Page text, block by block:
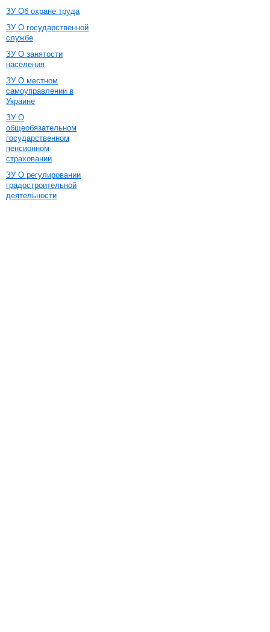
ЗУ Об охране труда
ЗУ О государственной
службе
ЗУ О занятости
населения
ЗУ О местном
самоуправлении в
Украине
ЗУ О
общеобязательном
государственном
пенсионном
страховании
ЗУ О регулировании
градостроительной
деятельности